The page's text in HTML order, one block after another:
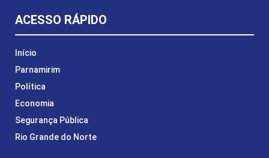
ACESSO RÁPIDO
Início
Parnamirim
Política
Economia
Segurança Pública
Rio Grande do Norte